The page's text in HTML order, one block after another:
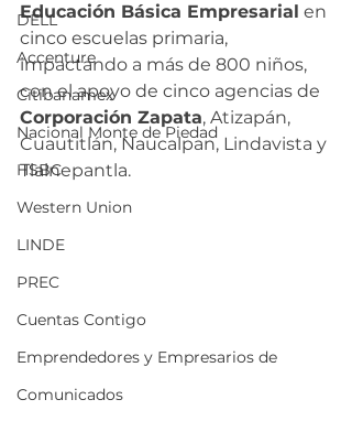
DELL
Accenture
Citibanamex
Nacional Monte de Piedad
HSBC
Western Union
LINDE
PREC
Cuentas Contigo
Emprendedores y Empresarios de
Comunicados
Educación Básica Empresarial en
cinco escuelas primaria,
impactando a más de 800 niños,
con el apoyo de cinco agencias de
Corporación Zapata, Atizapán,
Cuautitlán, Naucalpan, Lindavista y
Tlalnepantla.